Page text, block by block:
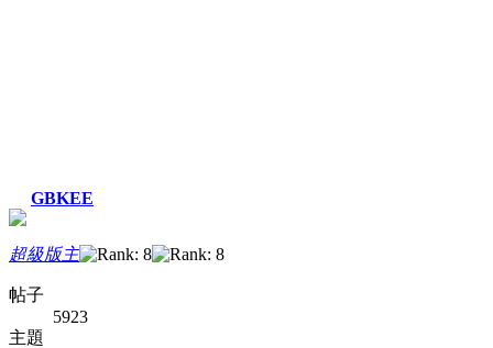
GBKEE
超級版主
帖子
5923
主題